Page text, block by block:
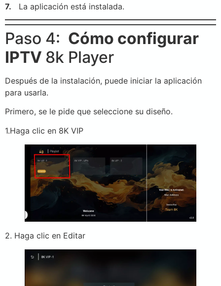
7. La aplicación está instalada.
Paso 4: Cómo configurar
IPTV 8k Player
Después de la instalación, puede iniciar la aplicación
para usarla.
Primero, se le pide que seleccione su diseño.
1.Haga clic en 8K VIP
2. Haga clic en Editar